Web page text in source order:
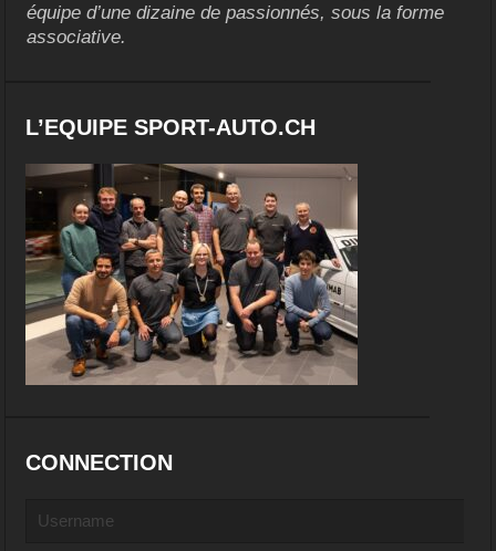
équipe d’une dizaine de passionnés, sous la forme
associative.
L’EQUIPE SPORT-AUTO.CH
CONNECTION